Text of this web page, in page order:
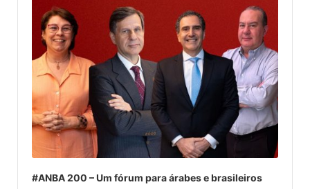
#ANBA 200 – Um fórum para árabes e brasileiros